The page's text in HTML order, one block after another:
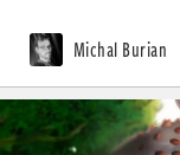
Michal Burian